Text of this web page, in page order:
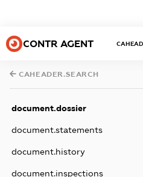
CONTR AGENT
CAHEADER.SEARCH
document.dossier
document.statements
document.history
document.inspections